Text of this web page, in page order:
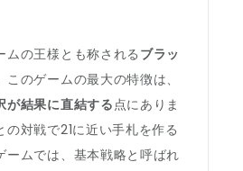
ムの王様とも称される ブラッ
このゲームの最大の特徴は、
が結果に直結する点にありま
対戦で21に近い手札を作る
ームでは、基本戦略と呼ばれ